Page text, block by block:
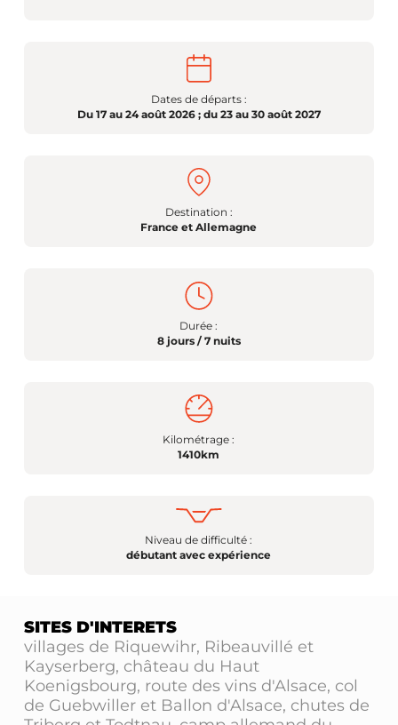
Dates de départs :
Du 17 au 24 août 2026 ; du 23 au 30 août 2027
Destination :
France et Allemagne
Durée :
8 jours / 7 nuits
Kilométrage :
1410km
Niveau de difficulté :
débutant avec expérience
SITES D'INTERETS
villages de Riquewihr, Ribeauvillé et
Kayserberg, château du Haut
Koenigsbourg, route des vins d'Alsace, col
de Guebwiller et Ballon d'Alsace, chutes de